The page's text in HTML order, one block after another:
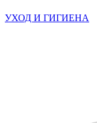
УХОД И ГИГИЕНА